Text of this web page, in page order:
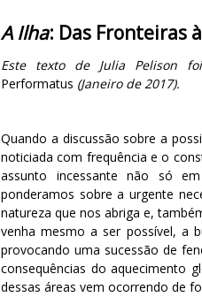
A Ilha: Das Fronteiras
Este texto de Julia Pelison
Performatus (Janeiro de 2017).
Quando a discussão sobre a
noticiada com frequência e o
assunto incessante não só em
ponderamos sobre a urgente
natureza que nos abriga e,
venha mesmo a ser possível, a
provocando uma sucessão de
consequências do aquecimento
dessas áreas vem ocorrendo de